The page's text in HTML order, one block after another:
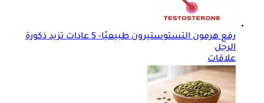
رفع هرمون التستوستيرون طبيعيًا- 5 عادات تزيد ذكورة
الرجل
علاقات